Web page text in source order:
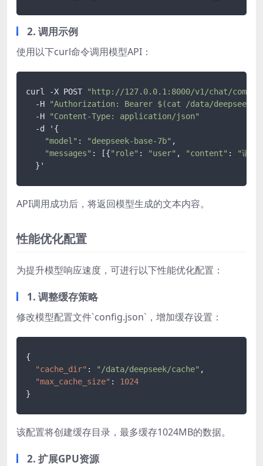
2. 调用示例
使用以下curl命令调用模型API：
curl -X POST
"http://127.0.0.1:8000/v1/chat/
  -H
"Authorization: Bearer $(cat /data/deepseek/
  -H
"Content-Type: application/json"
  -d '{
"model" : "deepseek-base-7b" ,
"messages" : [{"role" : "user" , "content" :
"请介
API调用成功后，将返回模型生成的文本内容。
性能优化配置
为提升模型响应速度，可进行以下性能优化配置：
1. 调整缓存策略
修改模型配置文件`config.json`，增加缓存设置：
{
"cache_dir" : "/data/deepseek/cache" ,
"max_cache_size" :
1024
}
该配置将创建缓存目录，最多缓存1024MB的数据。
2. 扩展GPU资源